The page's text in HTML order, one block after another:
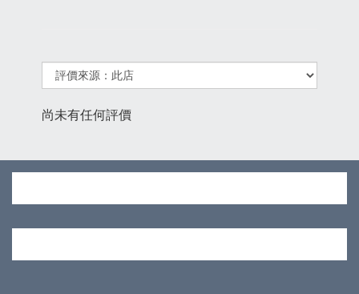
尚未有任何評價